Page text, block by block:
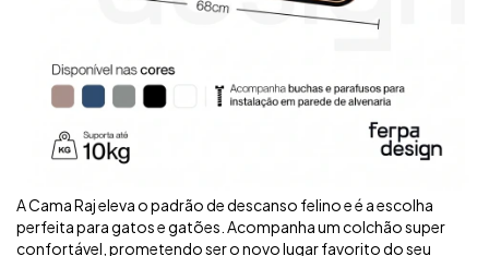
A Cama Raj eleva o padrão de descanso felino e é a escolha
perfeita para gatos e gatões. Acompanha um colchão super
confortável, prometendo ser o novo lugar favorito do seu